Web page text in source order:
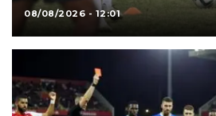
08/08/2026 - 12:01